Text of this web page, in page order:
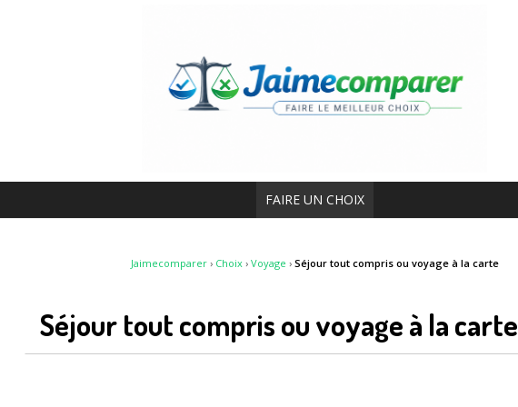
FAIRE UN CHOIX
Jaimecomparer› Choix› Voyage › Séjour tout compris ou voyage à la carte
Séjour tout compris ou voyage à la